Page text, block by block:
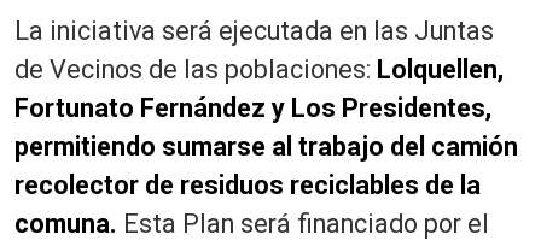
La iniciativa será ejecutada en las Juntas
de Vecinos de las poblaciones: Lolquellen,
Fortunato Fernández y Los Presidentes,
permitiendo sumarse al trabajo del camión
recolector de residuos reciclables de la
comuna. Esta Plan será financiado por el